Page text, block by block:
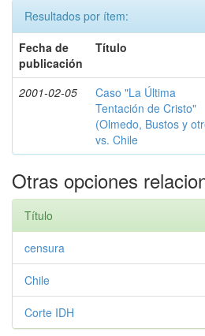
Resultados por ítem:
Fecha de
publicación
Título
2001-02-05
Caso "La Última
Tentación de Cristo"
(Olmedo, Bustos y
vs. Chile
Otras opciones
Título
censura
Chile
Corte IDH